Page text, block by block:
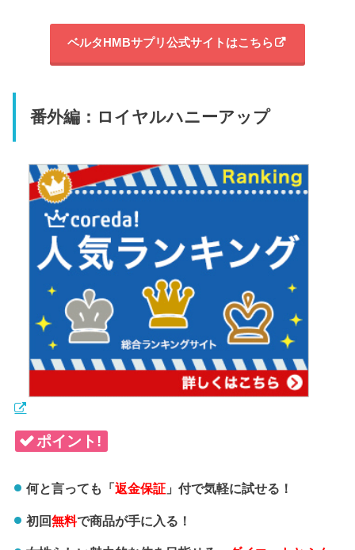
ベルタHMBサプリ公式サイトはこちら
番外編：ロイヤルハニーアップ
ポイント!
何と言っても「 返金保証」付で気軽に試せる！
初回無料で商品が手に入る！